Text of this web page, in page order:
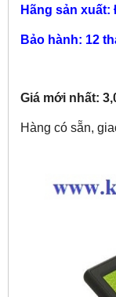
Hãng sản xuất:
Bảo hành: 12
Giá mới nhất:
Hàng có sẵn,